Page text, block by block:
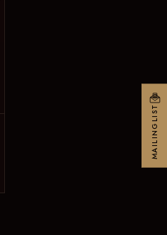
MAILINGLIST